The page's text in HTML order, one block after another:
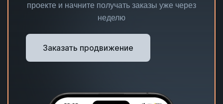
проекте и начните получать заказы уже через
неделю
Заказать продвижение